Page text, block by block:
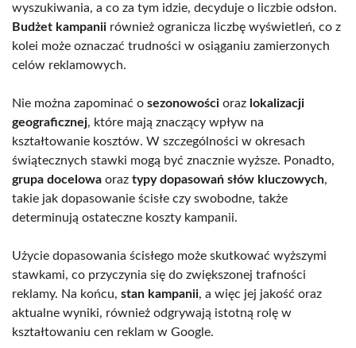
wyszukiwania, a co za tym idzie, decyduje o liczbie odsłon.
Budżet kampanii również ogranicza liczbę wyświetleń, co z
kolei może oznaczać trudności w osiąganiu zamierzonych
celów reklamowych.
Nie można zapominać o sezonowości oraz lokalizacji
geograficznej, które mają znaczący wpływ na
kształtowanie kosztów. W szczególności w okresach
świątecznych stawki mogą być znacznie wyższe. Ponadto,
grupa docelowa oraz typy dopasowań słów kluczowych,
takie jak dopasowanie ścisłe czy swobodne, także
determinują ostateczne koszty kampanii.
Użycie dopasowania ścisłego może skutkować wyższymi
stawkami, co przyczynia się do zwiększonej trafności
reklamy. Na końcu, stan kampanii, a więc jej jakość oraz
aktualne wyniki, również odgrywają istotną rolę w
kształtowaniu cen reklam w Google.